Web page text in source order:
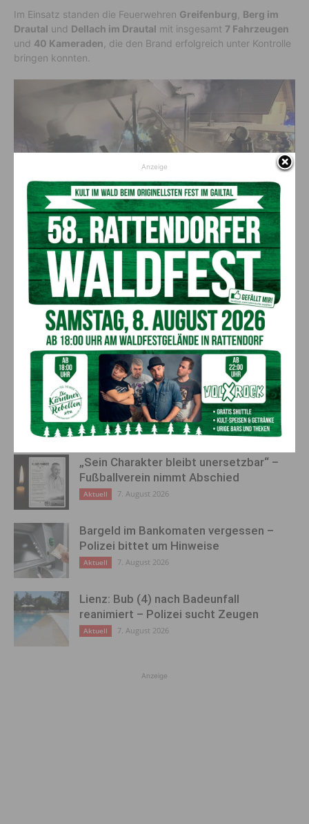
Im Einsatz standen die Feuerwehren Greifenburg Berg im
Drautal und Dellach im Drautal mit insgesamt 7 Fahrzeugen
und 40 Kameraden , die den Brand erfolgreich unter Kontrolle
bringen konnten.
Insgesamt 40 Einsatzkräfte mit sieben Fahrzeugen standen im Einsatz. (c)
feuerwehr.greifenburg.net
Vorheriger Artikel
Freiwillige Feuerwehr
Arnoldstein im Doppel-Einsatz:
Fehlalarm und Gebäudebrand
zum Jahresbeginn
Nächster Artikel
Kärntner Nudelmanufaktur
Ploner-Erlacher
AKTUELLES
„Sein Charakter bleibt unersetzbar“ –
Fußballverein nimmt Abschied
Aktuell 7. August 2026
Bargeld im Bankomaten vergessen –
Polizei bittet um Hinweise
Aktuell 7. August 2026
Lienz: Bub (4) nach Badeunfall
reanimiert – Polizei sucht Zeugen
Aktuell 7. August 2026
Anzeige
Anzeige